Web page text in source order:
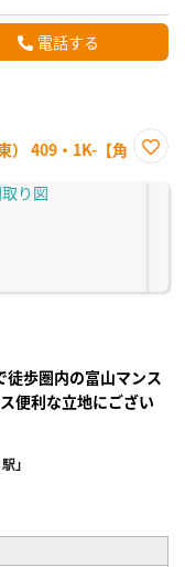
電話する
） 409・1K-【角
に入
徒歩圏内の富山マンス
便利な立地にござい
」